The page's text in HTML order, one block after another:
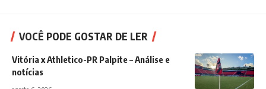
VOCÊ PODE GOSTAR DE LER
Vitória x Athletico-PR Palpite – Análise e
notícias